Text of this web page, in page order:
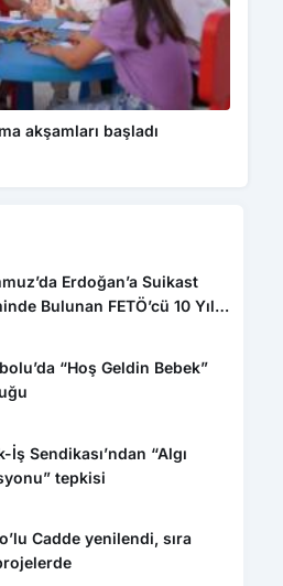
akşamları başladı
Erdoğan’a Suikast
Bulunan FETÖ’cü 10 Yıl
“Hoş Geldin Bebek”
İş Sendikası’ndan “Algı
tepkisi
Cadde yenilendi, sıra